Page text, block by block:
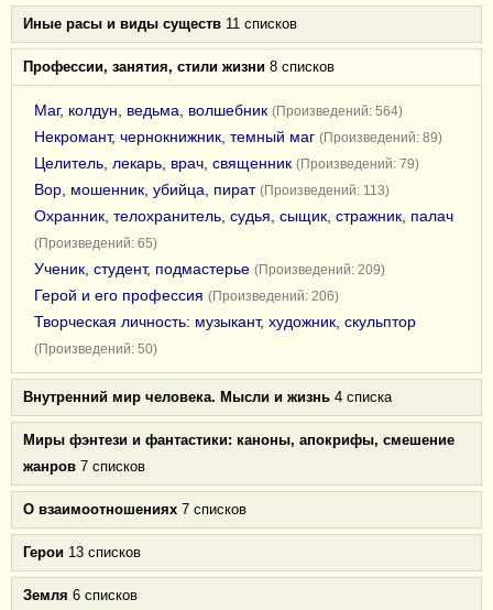
Иные расы и виды существ 11 списков
Профессии, занятия, стили жизни 8 списков
Маг, колдун, ведьма, волшебник (Произведений: 564)
Некромант, чернокнижник, темный маг (Произведений: 89)
Целитель, лекарь, врач, священник (Произведений: 79)
Вор, мошенник, убийца, пират (Произведений: 113)
Охранник, телохранитель, судья, сыщик, стражник, палач
(Произведений: 65)
Ученик, студент, подмастерье (Произведений: 209)
Герой и его профессия (Произведений: 206)
Творческая личность: музыкант, художник, скульптор
(Произведений: 50)
Внутренний мир человека. Мысли и жизнь 4 списка
Миры фэнтези и фантастики: каноны, апокрифы, смешение
жанров 7 списков
О взаимоотношениях 7 списков
Герои 13 списков
Земля 6 списков